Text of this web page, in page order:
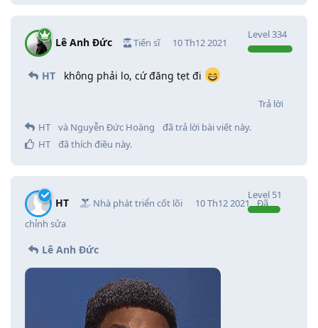
Lê Anh Đức Tiến sĩ
Level334
10 Th12 2021
HT không phải lo, cứ đăng tẹt đi
Trả lời
HT
và Nguyễn Đức Hoàng
đã trả lời bài viết này.
HT
đã thích điều này.
HT Nhà phát triển cốt lõi
Level 51
10 Th12 2021
Đã
chỉnh sửa
Lê Anh Đức